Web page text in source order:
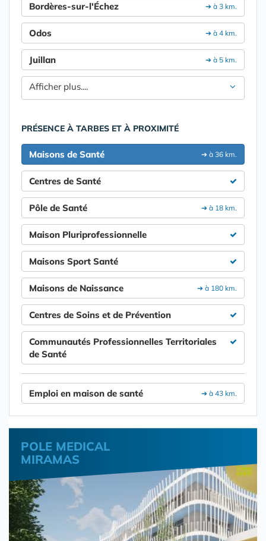
➔ à 3 km.
Bordères-sur-l'Échez
➔ à 4 km.
Odos
➔ à 5 km.
Juillan
Afficher plus....
PRÉSENCE À TARBES ET À PROXIMITÉ
➔ à 36 km.
Maisons de Santé
Centres de Santé
➔ à 18 km.
Pôle de Santé
Maison Pluriprofessionnelle
Maisons Sport Santé
➔ à 180 km.
Maisons de Naissance
Centres de Soins et de Prévention
Communautés Professionnelles Territoriales
de Santé
➔ à 43 km.
Emploi en maison de santé
POLE MEDICAL
MIRAMAS